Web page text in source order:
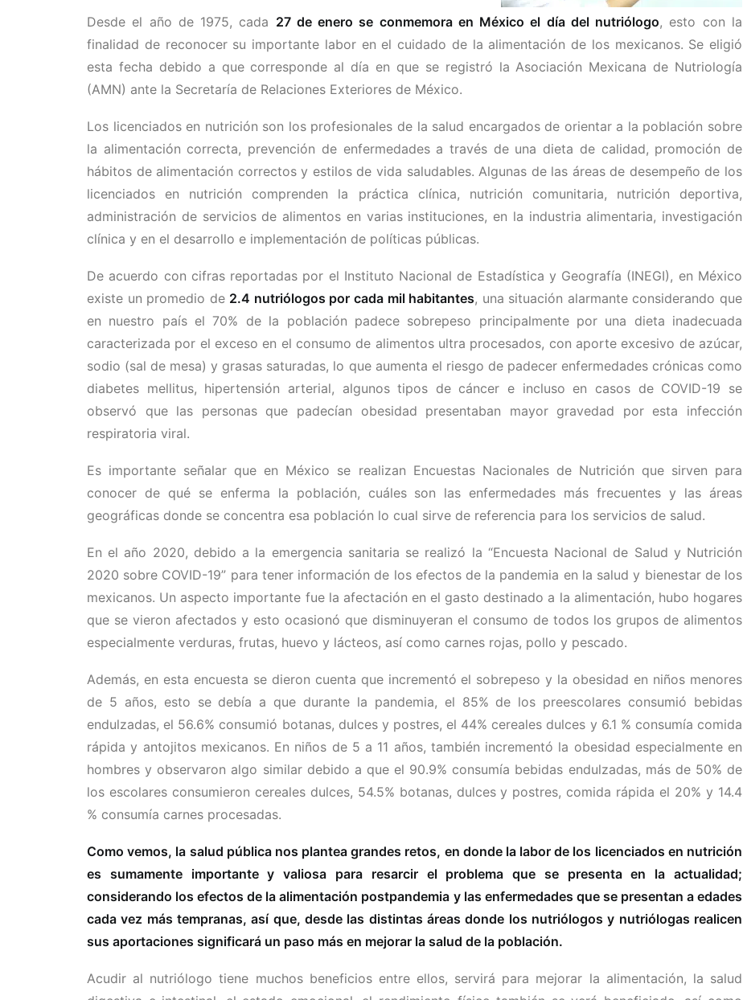
Desde el año de 1975, cada 27 de enero se conmemora en México el día del nutriólogo, esto con la
finalidad de reconocer su importante labor en el cuidado de la alimentación de los mexicanos. Se eligió
esta fecha debido a que corresponde al día en que se registró la Asociación Mexicana de Nutriología
(AMN) ante la Secretaría de Relaciones Exteriores de México.
Los licenciados en nutrición son los profesionales de la salud encargados de orientar a la población sobre
la alimentación correcta, prevención de enfermedades a través de una dieta de calidad, promoción de
hábitos de alimentación correctos y estilos de vida saludables. Algunas de las áreas de desempeño de los
licenciados en nutrición comprenden la práctica clínica, nutrición comunitaria, nutrición deportiva,
administración de servicios de alimentos en varias instituciones, en la industria alimentaria, investigación
clínica y en el desarrollo e implementación de políticas públicas.
De acuerdo con cifras reportadas por el Instituto Nacional de Estadística y Geografía (INEGI), en México
existe un promedio de 2.4 nutriólogos por cada mil habitantes, una situación alarmante considerando que
en nuestro país el 70% de la población padece sobrepeso principalmente por una dieta inadecuada
caracterizada por el exceso en el consumo de alimentos ultra procesados, con aporte excesivo de azúcar,
sodio (sal de mesa) y grasas saturadas, lo que aumenta el riesgo de padecer enfermedades crónicas como
diabetes mellitus, hipertensión arterial, algunos tipos de cáncer e incluso en casos de COVID-19 se
observó que las personas que padecían obesidad presentaban mayor gravedad por esta infección
respiratoria viral.
Es importante señalar que en México se realizan Encuestas Nacionales de Nutrición que sirven para
conocer de qué se enferma la población, cuáles son las enfermedades más frecuentes y las áreas
geográficas donde se concentra esa población lo cual sirve de referencia para los servicios de salud.
En el año 2020, debido a la emergencia sanitaria se realizó la “Encuesta Nacional de Salud y Nutrición
2020 sobre COVID-19” para tener información de los efectos de la pandemia en la salud y bienestar de los
mexicanos. Un aspecto importante fue la afectación en el gasto destinado a la alimentación, hubo hogares
que se vieron afectados y esto ocasionó que disminuyeran el consumo de todos los grupos de alimentos
especialmente verduras, frutas, huevo y lácteos, así como carnes rojas, pollo y pescado.
Además, en esta encuesta se dieron cuenta que incrementó el sobrepeso y la obesidad en niños menores
de 5 años, esto se debía a que durante la pandemia, el 85% de los preescolares consumió bebidas
endulzadas, el 56.6% consumió botanas, dulces y postres, el 44% cereales dulces y 6.1 % consumía comida
rápida y antojitos mexicanos. En niños de 5 a 11 años, también incrementó la obesidad especialmente en
hombres y observaron algo similar debido a que el 90.9% consumía bebidas endulzadas, más de 50% de
los escolares consumieron cereales dulces, 54.5% botanas, dulces y postres, comida rápida el 20% y 14.4
% consumía carnes procesadas.
Como vemos, la salud pública nos plantea grandes retos, en donde la labor de los licenciados en nutrición
es sumamente importante y valiosa para resarcir el problema que se presenta en la actualidad;
considerando los efectos de la alimentación postpandemia y las enfermedades que se presentan a edades
cada vez más tempranas, así que, desde las distintas áreas donde los nutriólogos y nutriólogas realicen
sus aportaciones significará un paso más en mejorar la salud de la población.
Acudir al nutriólogo tiene muchos beneficios entre ellos, servirá para mejorar la alimentación, la salud